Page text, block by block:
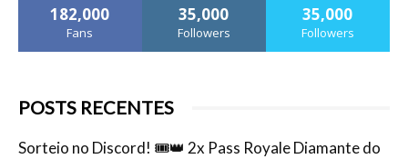
182,000
Fans
35,000
Followers
35,000
Followers
POSTS RECENTES
Sorteio no Discord! 🎟️👑 2x Pass Royale Diamante do